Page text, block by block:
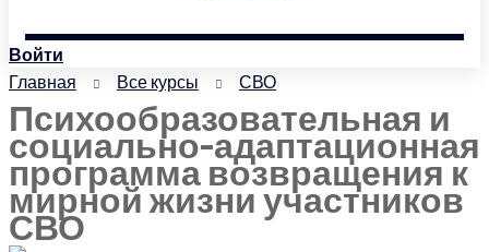
Войти
Главная
Все курсы СВО
Психообразовательная и
социально-адаптационная
программа возвращения к
мирной жизни участников
СВО